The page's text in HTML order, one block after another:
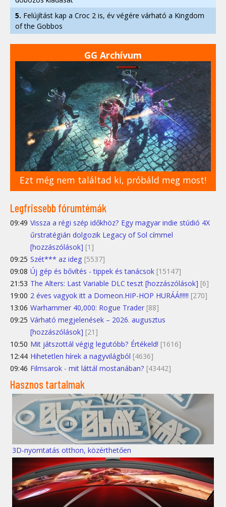
5. Felújítást kap a Croc 2 is, év végére várható a Kingdom
of the Gobbos
GG Archívum
Ezt még nem találtad ki, próbáld meg most!
Legfrissebb fórumtémák
09:49 Vissza a régi szép időkhöz? Egy magyar indie stúdió 4X
űrstratégián dolgozik Legacy of Sol címmel
[hozzászólások] [1]
09:25 Szét*** az ideg [5537]
09:08 Új gép és bővítés - tippek és tanácsok [15147]
21:53 The Alters: Last Variable DLC teszt [hozzászólások] [6]
19:00 2 éves vagyok itt a Domeon.HIP-HOP HURÁÁ!!!!!! [270]
13:06 Warhammer 40,000: Rogue Trader [88]
09:25 Várható megjelenések – 2026. augusztus
[hozzászólások] [21]
10:50 Mit játszottál végig legutóbb? Értékeld! [1616]
12:44 Hihetetlen hírek a nagyvilágból [4636]
09:46 Filmsarok - mit láttál mostanában? [43442]
Hasznos tartalmak
3D-nyomtatás otthon, közérthetően